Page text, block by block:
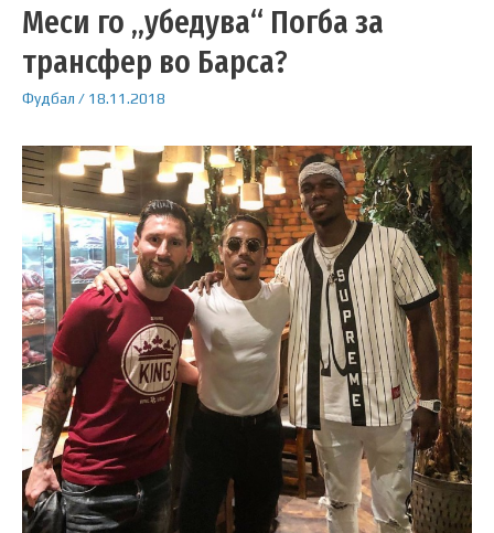
Меси го „убедува“ Погба за
трансфер во Барса?
Фудбал / 18.11.2018